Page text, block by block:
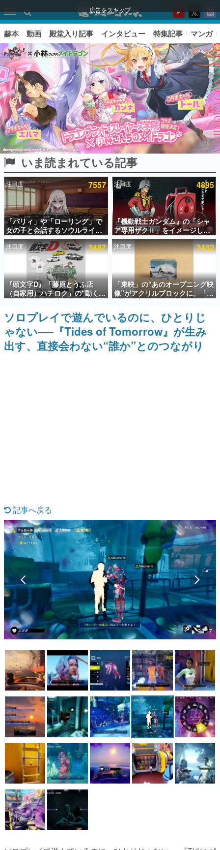
広告をスキップ
ピックアップ
電ファミのいま読まれている記事ランキング
アプリセール情報
インタビュー
連載・特集一覧
殿堂入り記事
SNS拡散数が数千以上！ ページビュー数万以上！ などな
ど。多くの人々に読まれた、電ファミ渾身の“殿堂入り”記
事をまとめました。
ゲームの企画書
名作ゲームクリエイターの方々に製作時のエピソードをお
聞きし、ヒットする企画（ゲーム）とは何か？を探ってい
きます。
『うつヌケ』『ペンと箸』等で知られるマンガ家・田中圭
一先生によるゲーム業界レポートマンガです。
なんでゲームは面白い？
ゲーム開発者・hamatsu氏がゲームの魅力を画面や操作の
具体的な形から解き明かしていく、硬派で骨太な評論連載
です。
ゲームが変えた日本語
「経験値」「裏技」「ラスボス」… ゲームにまつわる言葉
の起源や用法の変遷を、コンピューター文化史研究家・タ
イニーP氏が徹底調査。
カテゴリ
特集記事
マンガ
女性向け
アプリレビュー
その他
電ファミニコゲーマーとは？
運営：株式会社マレ
赫本 動画 殿堂入り記事 インタビュー 特集記事 マンガ
いま読まれている記事
注目度 7557
「パリィ」や「ローリング」で
女の子と会話するソウルライク
恋愛ゲーム『小早川さんはソウ
ルライク』無料公開。返事に失
敗すると「YOU DIED」
注目度 4895
『機動戦士ガンダム』の「シャ
ア専用ザクⅡ」をイメージした
散水ホースリールが予約開始。
本体にはシャアのパーソナルマ
ークやジオン公国軍のエンブレ
ム、型式番号などを配置
注目度 3487
『頭文字D』「藤原とうふ店
（自家用）ハチロク」の“動くテ
ィッシュケース”が買えるポップ
アップショップが開催へ。マン
ガの舞台である群馬の「イオン
モール高崎」にて、8月11日か
ら8月20日までの期間限定で開
催予定
注目度 3432
「東映」の“あのオープニング映
像”がアクリルブロックに。「東
映ヒストリカル グッズコレクシ
ソロプレイで遊んでいるのに、ひとりじ
ゃない──『Tides of Tomorrow』が生み
出す、直接会わない“誰か”とのつながり
記事へ戻る
9 / 17